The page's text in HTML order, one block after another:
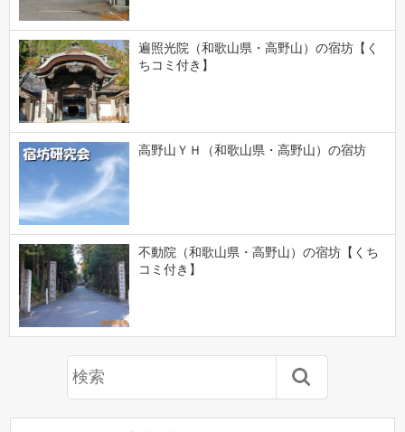
遍照光院（和歌山県・高野山）の宿坊【く
ちコミ付き】
高野山ＹＨ（和歌山県・高野山）の宿坊
不動院（和歌山県・高野山）の宿坊【くち
コミ付き】